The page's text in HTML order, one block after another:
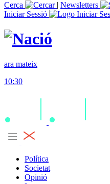
Cerca
| Newsletters
Iniciar Sessió
ara mateix
10:30
Política
Societat
Opinió